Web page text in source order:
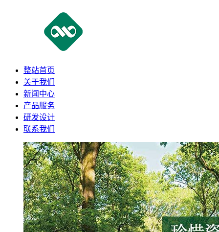
整站首页
关于我们
新闻中心
产品服务
研发设计
联系我们